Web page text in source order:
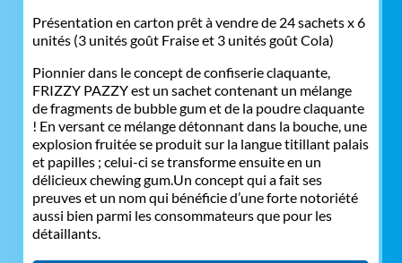
Présentation en carton prêt à vendre de 24 sachets x 6
unités (3 unités goût Fraise et 3 unités goût Cola)
Pionnier dans le concept de confiserie claquante,
FRIZZY PAZZY est un sachet contenant un mélange
de fragments de bubble gum et de la poudre claquante
! En versant ce mélange détonnant dans la bouche, une
explosion fruitée se produit sur la langue titillant palais
et papilles ; celui-ci se transforme ensuite en un
délicieux chewing gum.Un concept qui a fait ses
preuves et un nom qui bénéficie d’une forte notoriété
aussi bien parmi les consommateurs que pour les
détaillants.